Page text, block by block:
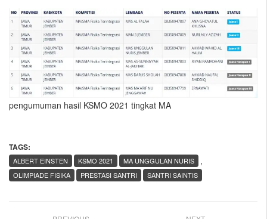
pengumuman hasil KSMO 2021 tingkat MA
TAGS:
,
ALBERT EINSTEN KSMO 2021
MA UNGGULAN NURIS
OLIMPIADE FISIKA
PRESTASI SANTRI SANTRI SAINTIS